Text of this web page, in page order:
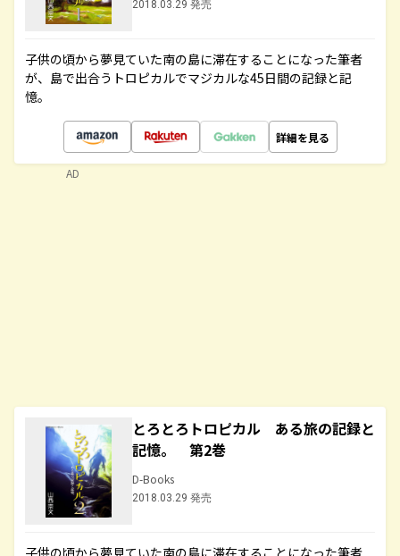
2018.03.29 発売
子供の頃から夢見ていた南の島に滞在することになった筆者
が、島で出合うトロピカルでマジカルな45日間の記録と記
憶。
詳細を見る
とろとろトロピカル ある旅の記録と
記憶。 第2巻
D-Books
2018.03.29 発売
子供の頃から夢見ていた南の島に滞在することになった筆者
AD